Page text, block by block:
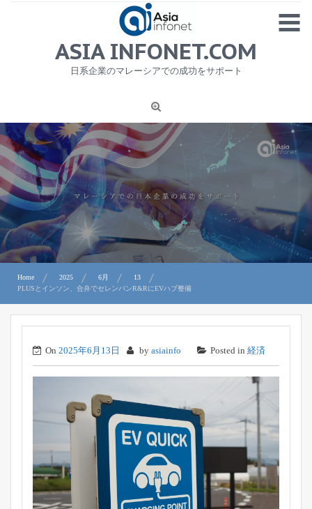
MENU
1
ニュース
労務サービス
プライバシーポリシー及び著作権について
お問合せ
ASIA INFONET.COM
日系企業のマレーシアでの成功をサポート
Home 2025 6月
13
PLUSとインソン、合弁でセレンバンR&RにEVハブ整備
On 2025年6月13日 by asiainfo Posted in 経済